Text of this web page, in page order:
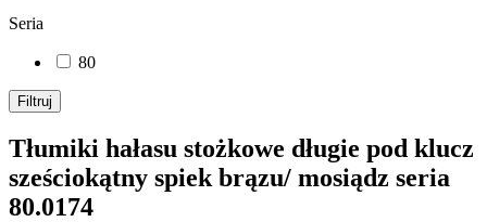
Seria
80
Filtruj
Tłumiki hałasu stożkowe długie pod klucz
sześciokątny spiek brązu/ mosiądz seria
80.0174